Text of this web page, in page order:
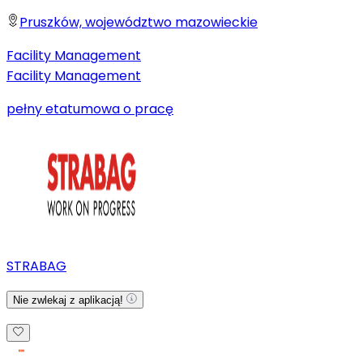
Pruszków, województwo mazowieckie
Facility Management
Facility Management
pełny etatumowa o pracę
STRABAG
Nie zwlekaj z aplikacją!